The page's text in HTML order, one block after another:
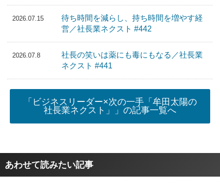
2026.07.15
待ち時間を減らし、持ち時間を増やす経
営／社長業ネクスト #442
2026.07.8
社長の笑いは薬にも毒にもなる／社長業
ネクスト #441
「ビジネスリーダー×次の一手「牟田太陽の
社長業ネクスト」」の記事一覧へ
あわせて読みたい記事